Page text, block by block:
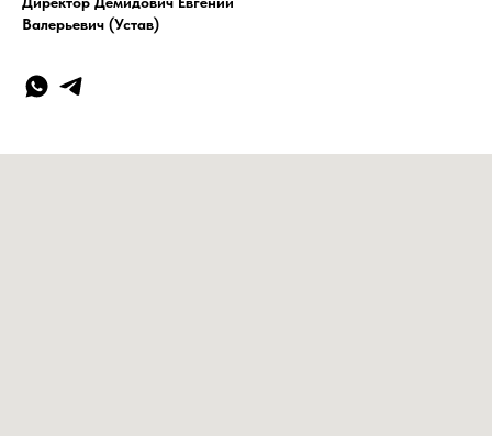
Валерьевич (Устав)